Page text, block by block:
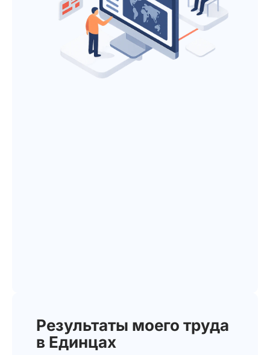
Результаты моего труда
в Единцах